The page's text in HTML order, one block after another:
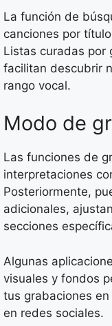
La función de
canciones por
Listas curadas por
facilitan descubrir
rango vocal.
Modo de
Las funciones de
interpretaciones
Posteriormente,
adicionales,
secciones
Algunas
visuales y fondos
tus grabaciones
en redes sociales.